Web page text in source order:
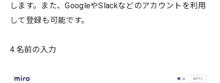
します。また、GoogleやSlackなどのアカウントを利用
して登録も可能です。
4.名前の入力